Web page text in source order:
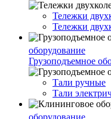
Тележки
Тележки
оборудование
Грузоподъемное
Тали ручные
Тали
оборудование